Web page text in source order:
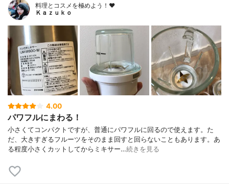
料理とコスメを極めよう！♥
Ｋａｚｕｋｏ
4.00
パワフルにまわる！
小さくてコンパクトですが、普通にパワフルに回るので使えます。た
だ、大きすぎるフルーツをそのまま回すと回らないこともあります。あ
る程度小さくカットしてからミキサー…続きを見る